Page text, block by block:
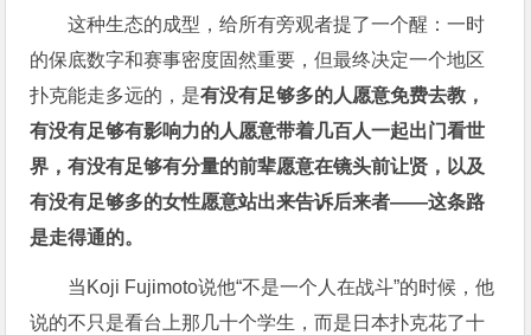
这种生态的成型，给所有旁观者提了一个醒：一时
的保底数字和赛事密度固然重要，但最终决定一个地区
扑克能走多远的，是有没有足够多的人愿意免费去教，
有没有足够有影响力的人愿意带着几百人一起出门看世
界，有没有足够有分量的前辈愿意在镜头前让贤，以及
有没有足够多的女性愿意站出来告诉后来者——这条路
是走得通的。
当Koji Fujimoto说他“不是一个人在战斗”的时候，他
说的不只是看台上那几十个学生，而是日本扑克花了十